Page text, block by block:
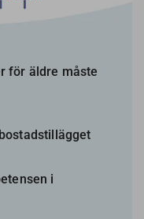
för äldre måste
i